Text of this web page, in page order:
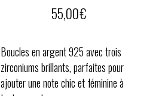
55,00€
Boucles en argent 925 avec trois
zirconiums brillants, parfaites pour
ajouter une note chic et féminine à